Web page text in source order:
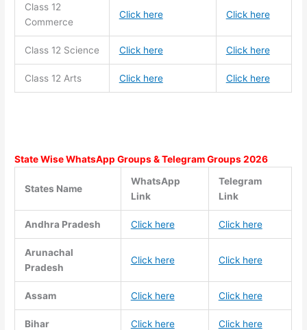
Class 12
Commerce
Click here Click here
Class 12 Science Click here Click here
Class 12 Arts Click here Click here
State Wise WhatsApp Groups & Telegram Groups 2026
States Name
WhatsApp
Link
Telegram
Link
Andhra Pradesh Click here Click here
Arunachal
Pradesh
Click here Click here
Assam Click here Click here
Bihar Click here Click here